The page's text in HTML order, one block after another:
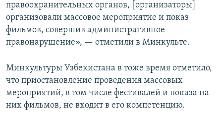
правоохранительных органов, [организаторы]
организовали массовое мероприятие и показ
фильмов, совершив административное
правонарушение», — отметили в Минкульте.
Минкультуры Узбекистана в тоже время отметило,
что приостановление проведения массовых
мероприятий, в том числе фестивалей и показа на
них фильмов, не входит в его компетенцию.